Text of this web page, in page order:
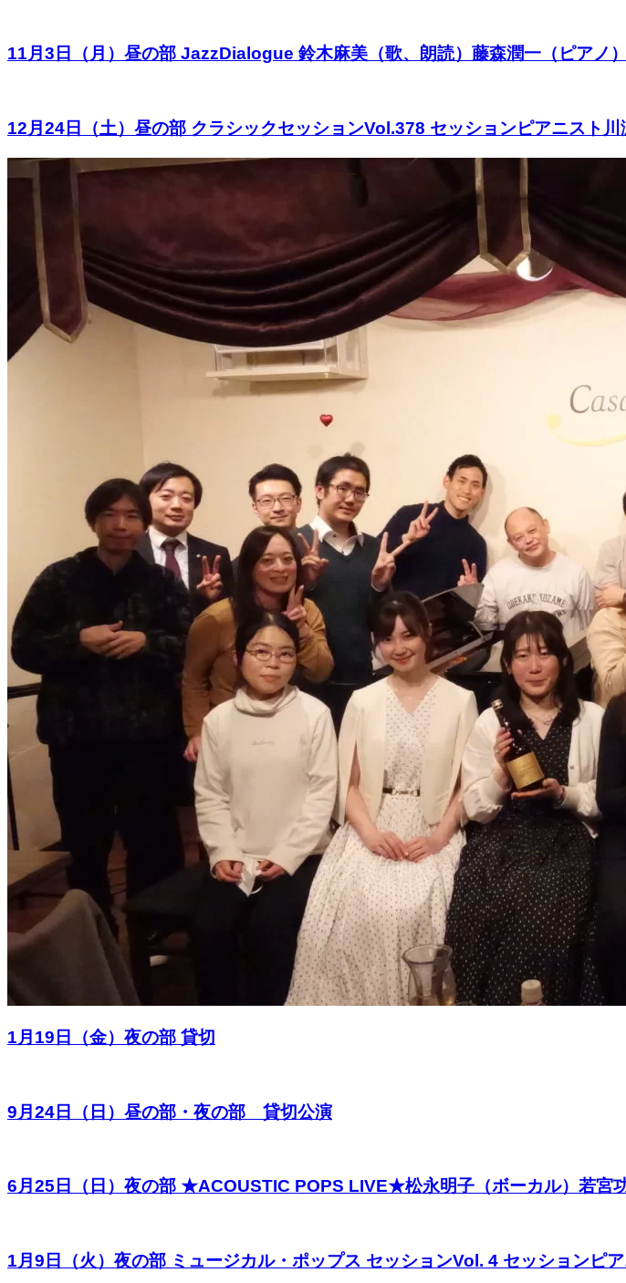
11月3日（月）昼の部 JazzDialogue 鈴木麻美（歌、朗読）藤森潤一（ピアノ）
12月24日（土）昼の部 クラシックセッションVol.378 セッションピアニスト川
1月19日（金）夜の部 貸切
9月24日（日）昼の部・夜の部 貸切公演
6月25日（日）夜の部 ★ACOUSTIC POPS LIVE★松永明子（ボーカル）若宮
1月9日（火）夜の部 ミュージカル・ポップス セッションVol. 4 セッションピ